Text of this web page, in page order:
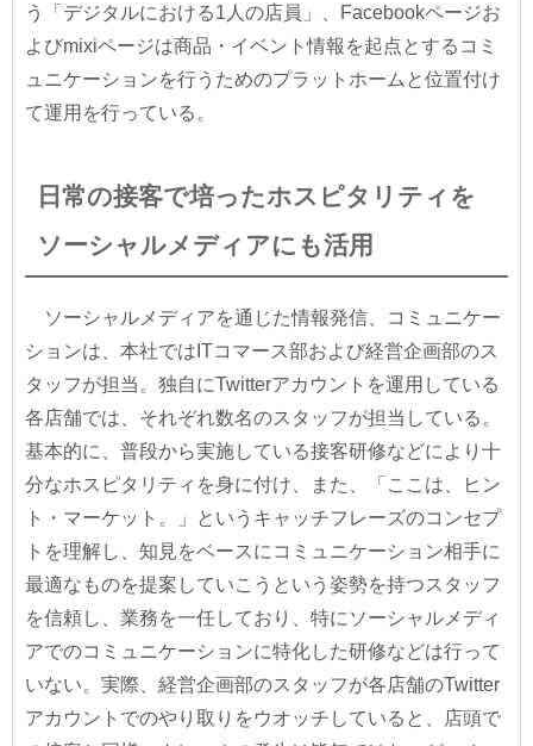
う「デジタルにおける1人の店員」、Facebookページお
よびmixiページは商品・イベント情報を起点とするコミ
ュニケーションを行うためのプラットホームと位置付け
て運用を行っている。
日常の接客で培ったホスピタリティを
ソーシャルメディアにも活用
ソーシャルメディアを通じた情報発信、コミュニケー
ションは、本社ではITコマース部および経営企画部のス
タッフが担当。独自にTwitterアカウントを運用している
各店舗では、それぞれ数名のスタッフが担当している。
基本的に、普段から実施している接客研修などにより十
分なホスピタリティを身に付け、また、「ここは、ヒン
ト・マーケット。」というキャッチフレーズのコンセプ
トを理解し、知見をベースにコミュニケーション相手に
最適なものを提案していこうという姿勢を持つスタッフ
を信頼し、業務を一任しており、特にソーシャルメディ
アでのコミュニケーションに特化した研修などは行って
いない。実際、経営企画部のスタッフが各店舗のTwitter
アカウントでのやり取りをウオッチしていると、店頭で